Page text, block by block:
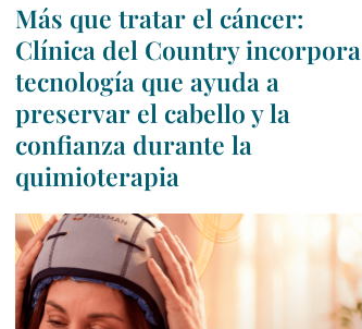
Más que tratar el cáncer:
Clínica del Country incorpora
tecnología que ayuda a
preservar el cabello y la
confianza durante la
quimioterapia